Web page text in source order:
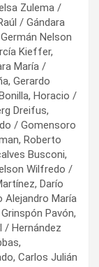
Zulema /
/ Gándara
Nelson
Kieffer,
María /
Gerardo
Horacio /
Dreifus,
/ Gomensoro
Roberto
Busconi,
Wilfredo /
Darío
Alejandro María
Pavón,
/ Hernández
Carlos Julián